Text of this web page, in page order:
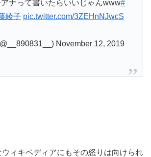
ナって書いたらいいじゃんwww#
綾子 pic.twitter.com/3ZEHnNJwcS
November 12, 2019
ィキペディアにもその怒りは向けられ